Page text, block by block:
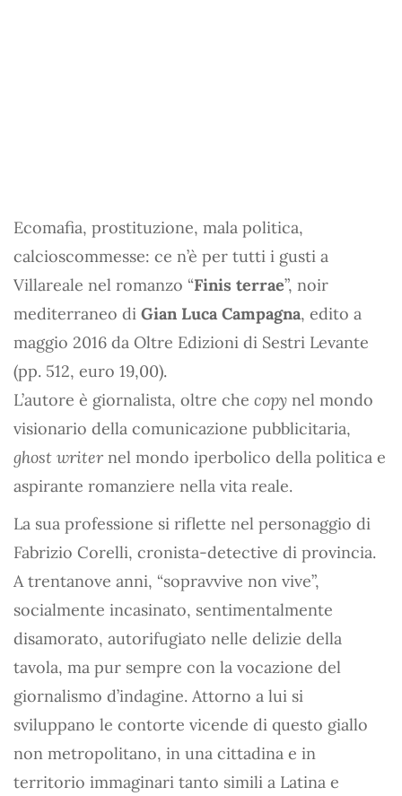
Ecomafia, prostituzione, mala politica,
calcioscommesse: ce n’è per tutti i gusti a
Villareale nel romanzo “Finis terrae”, noir
mediterraneo di Gian Luca Campagna, edito a
maggio 2016 da Oltre Edizioni di Sestri Levante
(pp. 512, euro 19,00).
L’autore è giornalista, oltre che copy nel mondo
visionario della comunicazione pubblicitaria,
ghost writer nel mondo iperbolico della politica e
aspirante romanziere nella vita reale.
La sua professione si riflette nel personaggio di
Fabrizio Corelli, cronista-detective di provincia.
A trentanove anni, “sopravvive non vive”,
socialmente incasinato, sentimentalmente
disamorato, autorifugiato nelle delizie della
tavola, ma pur sempre con la vocazione del
giornalismo d’indagine. Attorno a lui si
sviluppano le contorte vicende di questo giallo
non metropolitano, in una cittadina e in
territorio immaginari tanto simili a Latina e